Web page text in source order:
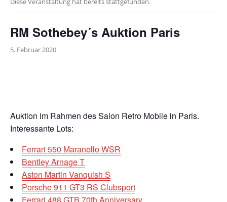
RM Sothebey´s Auktion Paris
5. Februar 2020
Auktion im Rahmen des Salon Retro Mobile in Paris.
Interessante Lots:
Ferrari 550 Maranello WSR
Bentley Arnage T
Aston Martin Vanquish S
Porsche 911 GT3 RS Clubsport